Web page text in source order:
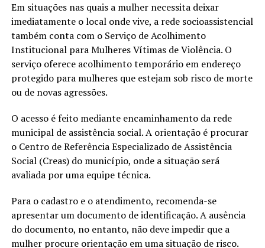
Em situações nas quais a mulher necessita deixar
imediatamente o local onde vive, a rede socioassistencial
também conta com o Serviço de Acolhimento
Institucional para Mulheres Vítimas de Violência. O
serviço oferece acolhimento temporário em endereço
protegido para mulheres que estejam sob risco de morte
ou de novas agressões.
O acesso é feito mediante encaminhamento da rede
municipal de assistência social. A orientação é procurar
o Centro de Referência Especializado de Assistência
Social (Creas) do município, onde a situação será
avaliada por uma equipe técnica.
Para o cadastro e o atendimento, recomenda-se
apresentar um documento de identificação. A ausência
do documento, no entanto, não deve impedir que a
mulher procure orientação em uma situação de risco.